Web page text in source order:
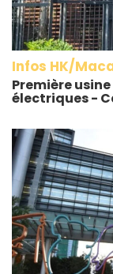
Infos HK/
Première
électriques -